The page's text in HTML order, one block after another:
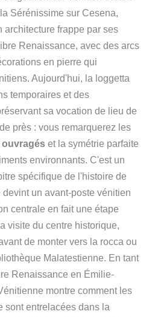
Sérénissime sur Cesena,
architecture frappe par ses
Renaissance, avec des arcs
en pierre qui
Aujourd'hui, la loggetta
temporaires et des
sa vocation de lieu de
près : vous remarquerez les
et la symétrie parfaite
environnants. C'est un
spécifique de l'histoire de
un avant-poste vénitien
centrale en fait une étape
visite du centre historique,
de monter vers la rocca ou
Malatestienne. En tant
Renaissance en Émilie-
montre comment les
sont entrelacées dans la